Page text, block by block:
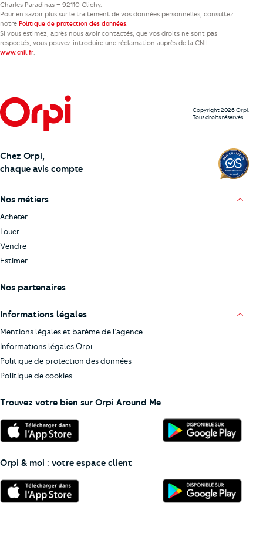
Charles Paradinas – 92110 Clichy.
Pour en savoir plus sur le traitement de vos données personnelles, consultez
notre Politique de protection des données.
Si vous estimez, après nous avoir contactés, que vos droits ne sont pas
respectés, vous pouvez introduire une réclamation auprès de la CNIL :
www.cnil.fr.
Copyright 2026 Orpi.
Tous droits réservés.
Chez Orpi,
chaque avis compte
Nos métiers
Acheter
Louer
Vendre
Estimer
Nos partenaires
Informations légales
Mentions légales et barème de l’agence
Informations légales Orpi
Politique de protection des données
Politique de cookies
Trouvez votre bien sur Orpi Around Me
Orpi & moi : votre espace client